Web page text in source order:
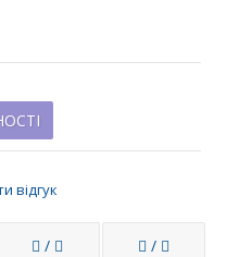
відгук
/ /